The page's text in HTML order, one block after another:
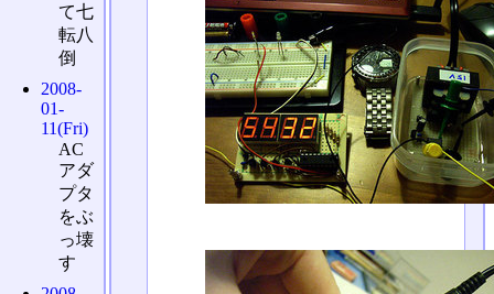
て七
転八
倒
2008-
01-
11(Fri)
AC
アダ
プタ
をぶ
っ壊
す